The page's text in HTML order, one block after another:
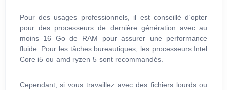
Pour des usages professionnels, il est conseillé d'opter
pour des processeurs de dernière génération avec au
moins 16 Go de RAM pour assurer une performance
fluide. Pour les tâches bureautiques, les processeurs Intel
Core i5 ou amd ryzen 5 sont recommandés.
Cependant, si vous travaillez avec des fichiers lourds ou